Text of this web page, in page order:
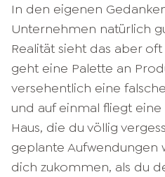
In den eigenen
Unternehmen natürlich
Realität sieht das aber
geht eine Palette an
versehentlich eine
und auf einmal fliegt
Haus, die du völlig
geplante Aufwendungen
dich zukommen, als du